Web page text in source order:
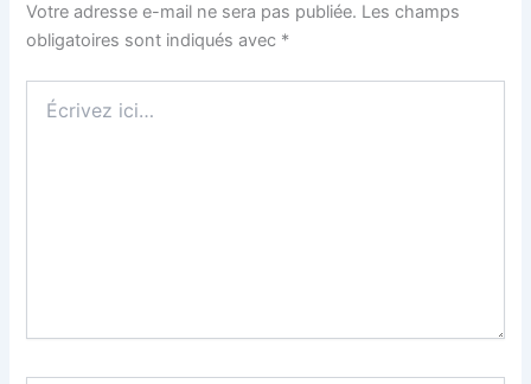
Votre adresse e-mail ne sera pas publiée. Les champs
obligatoires sont indiqués avec *
ici…